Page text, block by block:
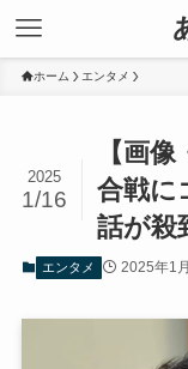
ホーム エンタメ
【画
合戦に
話が殺
2025
1/16
エンタメ 2025年1